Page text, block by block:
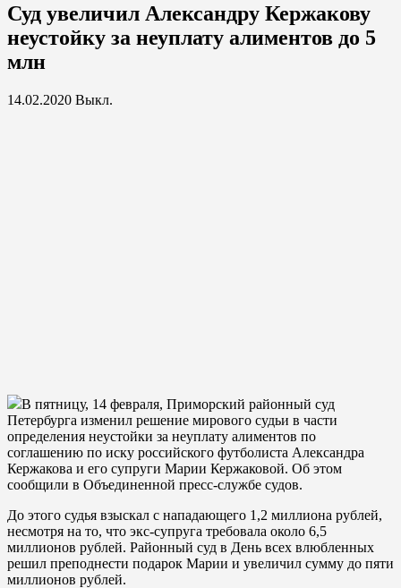
Суд увеличил Александру Кержакову
неустойку за неуплату алиментов до 5
млн
14.02.2020 Выкл.
В пятницу, 14 февраля, Приморский районный суд
Петербурга изменил решение мирового судьи в части
определения неустойки за неуплату алиментов по
соглашению по иску российского футболиста Александра
Кержакова и его супруги Марии Кержаковой. Об этом
сообщили в Объединенной пресс-службе судов.
До этого судья взыскал с нападающего 1,2 миллиона рублей,
несмотря на то, что экс-супруга требовала около 6,5
миллионов рублей. Районный суд в День всех влюбленных
решил преподнести подарок Марии и увеличил сумму до пяти
миллионов рублей.